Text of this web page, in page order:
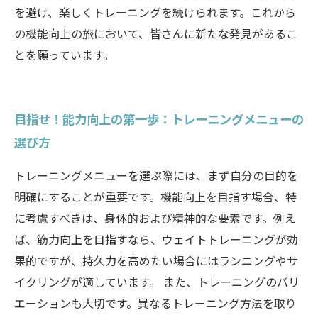
を避け、楽しくトレーニングを続けられます。これから
の機能向上の旅において、皆さんに新たな発見があるこ
とを願っています。
目指せ！能力向上の第一歩：トレーニングメニューの
選び方
トレーニングメニューを選ぶ際には、まず自分の目的を
明確にすることが重要です。機能向上を目指す場合、特
に考慮すべきは、身体的および精神的な要素です。例え
ば、筋力向上を目指すなら、ウェイトトレーニングが効
果的ですが、持久力を高めたい場合にはランニングやサ
イクリングが適しています。 また、トレーニングのバリ
エーションも大切です。異なるトレーニング方法を取り